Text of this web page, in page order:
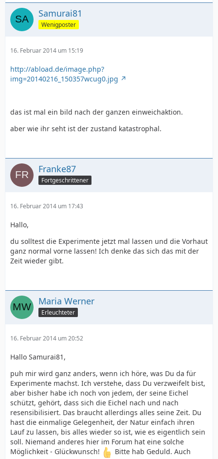
Samurai81
Wenigposter
16. Februar 2014 um 15:19
http://abload.de/image.php?
img=20140216_150357wcug0.jpg
das ist mal ein bild nach der ganzen einweichaktion.
aber wie ihr seht ist der zustand katastrophal.
Franke87
Fortgeschrittener
16. Februar 2014 um 17:43
Hallo,
du solltest die Experimente jetzt mal lassen und die Vorhaut
ganz normal vorne lassen! Ich denke das sich das mit der
Zeit wieder gibt.
Maria Werner
Erleuchteter
16. Februar 2014 um 20:52
Hallo Samurai81,
puh mir wird ganz anders, wenn ich höre, was Du da für
Experimente machst. Ich verstehe, dass Du verzweifelt bist,
aber bisher habe ich noch von jedem, der seine Eichel
schützt, gehört, dass sich die Eichel nach und nach
resensibilisiert. Das braucht allerdings alles seine Zeit. Du
hast die einmalige Gelegenheit, der Natur einfach ihren
Lauf zu lassen, bis alles wieder so ist, wie es eigentlich sein
soll. Niemand anderes hier im Forum hat eine solche
Möglichkeit - Glückwunsch!
Bitte hab Geduld. Auch